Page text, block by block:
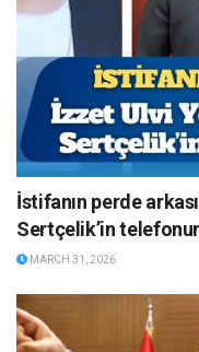
İstifanın perde
Sertçelik’in
MARCH 31, 2026